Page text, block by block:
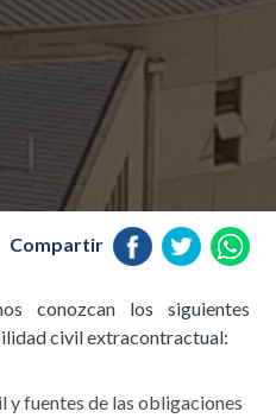
Compartir
conozcan los siguientes
civil extracontractual:
fuentes de las obligaciones